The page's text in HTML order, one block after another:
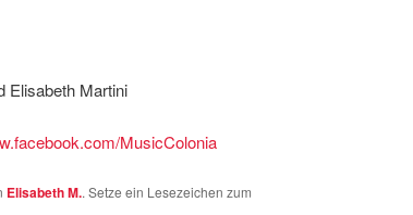
Elisabeth Martini
MusicColonia
Elisabeth M.. Setze ein Lesezeichen zum